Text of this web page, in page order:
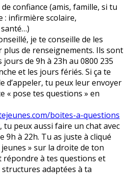
confiance (amis, famille, si tu
: infirmière scolaire,
je te conseille de les
de renseignements. Ils sont
de 9h à 23h au 0800 235
et les jours fériés. Si ça te
d’appeler, tu peux leur envoyer
« pose tes questions » en
boites-a-questions
tu peux aussi faire un chat avec
9h à 22h. Tu as juste à cliqué
» sur la droite de ton
à tes questions et
adaptées à ta